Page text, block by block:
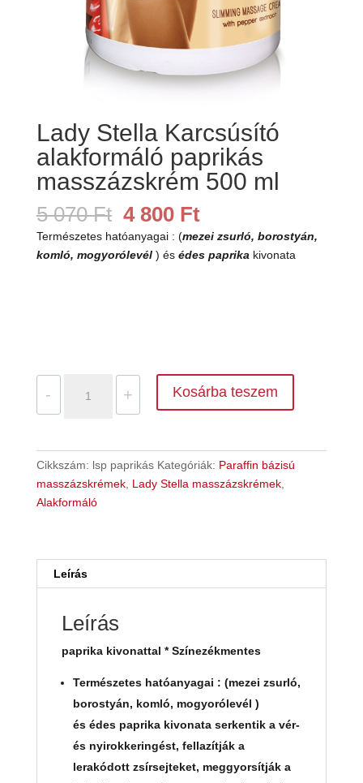
Lady Stella Karcsúsító
alakformáló paprikás
masszázskrém 500 ml
5 070Ft Original
price
was:
4 800 FtCurrent
price
is:
4
Természetes hatóanyagai : (mezei zsurló, borostyán,
komló, mogyorólevél) ésédes paprika kivonata
-
Stella
masszázskrém
+ Kosárba teszem
Cikkszám: lsp paprikás Kategóriák: Paraffin bázisú
masszázskrémek, Lady Stella masszázskrémek,
Alakformáló
Leírás
Leírás
paprika kivonattal * Színezékmentes
Természetes hatóanyagai : (mezei zsurló,
borostyán, komló, mogyorólevél )
és édes paprika kivonata serkentik a vér-
és nyirokkeringést, fellazítják a
lerakódott zsírsejteket, meggyorsítják a